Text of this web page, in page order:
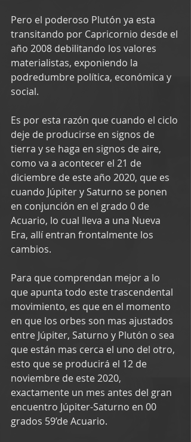
Pero el poderoso Plutón ya esta
transitando por Capricornio desde el
año 2008 debilitando los valores
materialistas, exponiendo la
podredumbre política, económica y
social.
Es por esta razón que cuando el ciclo
deje de producirse en signos de
tierra y se haga en signos de aire,
como va a acontecer el 21 de
diciembre de este año 2020, que es
cuando Júpiter y Saturno se ponen
en conjunción en el grado 0 de
Acuario, lo cual lleva a una Nueva
Era, allí entran frontalmente los
cambios.
Para que comprendan mejor a lo
que apunta todo este trascendental
movimiento, es que en el momento
en que los orbes son mas ajustados
entre Júpiter, Saturno y Plutón o sea
que están mas cerca el uno del otro,
esto que se producirá el 12 de
noviembre de este 2020,
exactamente un mes antes del gran
encuentro Júpiter-Saturno en 00
grados 59’de Acuario.